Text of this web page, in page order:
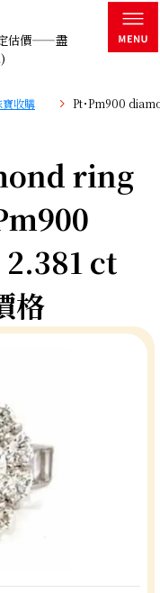
定估價——盡
收購 Pt･Pm900
ring
ct
格